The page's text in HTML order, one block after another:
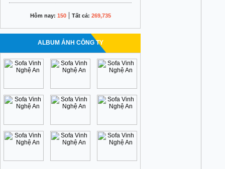
Hôm nay: 150| Tất cả: 269,735
ALBUM ẢNH CÔNG TY